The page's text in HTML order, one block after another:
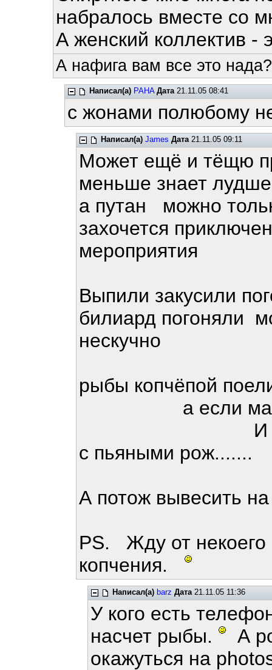
набралось вместе со
А женский коллектив -
А нафига вам все это нада?
Написал(а) PAHA Дата21.11.05 08:41
с жонами полюбому
Написал(а) James Дата21.11.05 09:11
Может ещё и тёщю
меньше знает
а путан можно
захочется
мероприятия
Выпили закусили
билиард погоняли
нескучно
рыбы копчёпой
а если мало
И
с пьяными рож.......
А потож вывесить
PS. Жду от некоего
копчения.
Написал(а) barz Дата21.11.05 11:36
У кого есть
насчет рыбы.
А
окажуться на